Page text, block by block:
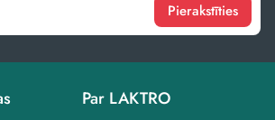
Pierakstīties
Par LAKTRO